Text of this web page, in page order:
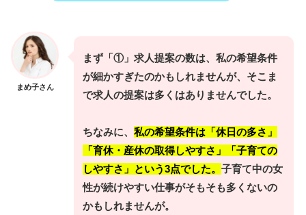
まめ子さん
まず「①」求人提案の数は、私の希望条件
が細かすぎたのかもしれませんが、そこま
で求人の提案は多くはありませんでした。
ちなみに、 私の希望条件は「休日の多さ」
「育休・産休の取得しやすさ」「子育ての
しやすさ」という3点でした。 子育て中の女
性が続けやすい仕事がそもそも多くないの
かもしれませんが。